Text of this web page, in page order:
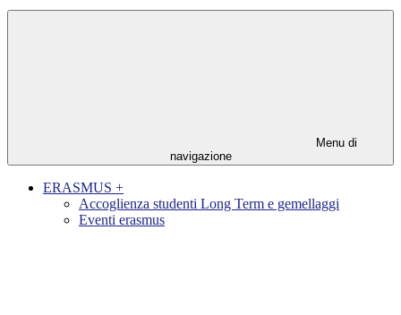
Menu di
navigazione
ERASMUS +
Accoglienza studenti Long Term e gemellaggi
Eventi erasmus